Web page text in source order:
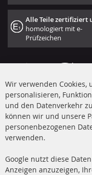
Alle Teile zertifiziert
homologiert mit e-
Prüfzeichen
+49 (0) 4533 799 00 0
Mo-Do: 09-17 Uhr, Fr
info@contra-
facebook
instagram
Wir verwenden Cookies,
personalisieren,
und den Datenverkehr
können wir und unsere
personenbezogenen
verwenden.
Google nutzt diese
Anzeigen anzuzeigen,